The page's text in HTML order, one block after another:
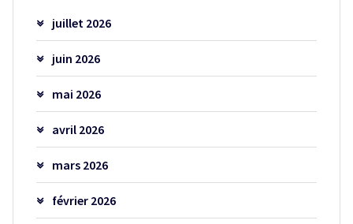
juillet 2026
juin 2026
mai 2026
avril 2026
mars 2026
février 2026